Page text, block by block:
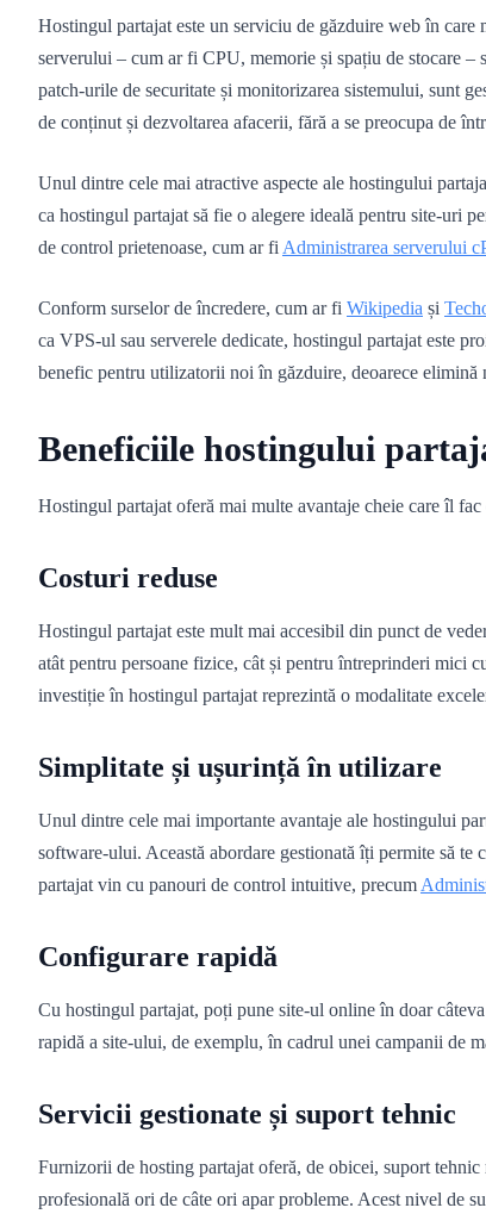
Hostingul partajat este un serviciu de găzduire web în
serverului – cum ar fi CPU, memorie și spațiu de stocare
patch-urile de securitate și monitorizarea sistemului, sunt
de conținut și dezvoltarea afacerii, fără a se preocupa de
Unul dintre cele mai atractive aspecte ale hostingului
ca hostingul partajat să fie o alegere ideală pentru site-uri
de control prietenoase, cum ar fi Administrarea serverului
Conform surselor de încredere, cum ar fi Wikipedia și
ca VPS-ul sau serverele dedicate, hostingul partajat este
benefic pentru utilizatorii noi în găzduire, deoarece elimină
Beneficiile hostingului
Hostingul partajat oferă mai multe avantaje cheie care îl
Costuri reduse
Hostingul partajat este mult mai accesibil din punct de
atât pentru persoane fizice, cât și pentru întreprinderi mici
investiție în hostingul partajat reprezintă o modalitate
Simplitate și ușurință în utilizare
Unul dintre cele mai importante avantaje ale hostingului
software-ului. Această abordare gestionată îți permite să
partajat vin cu panouri de control intuitive, precum
Configurare rapidă
Cu hostingul partajat, poți pune site-ul online în doar
rapidă a site-ului, de exemplu, în cadrul unei campanii de
Servicii gestionate și suport tehnic
Furnizorii de hosting partajat oferă, de obicei, suport
profesională ori de câte ori apar probleme. Acest nivel de